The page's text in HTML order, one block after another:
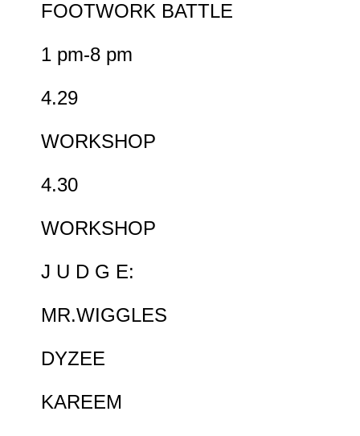
FOOTWORK BATTLE
1 pm-8 pm
4.29
WORKSHOP
4.30
WORKSHOP
J U D G E:
MR.WIGGLES
DYZEE
KAREEM